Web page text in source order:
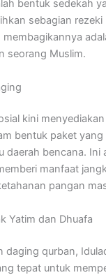
bentuk sedekah
sebagian
seorang Muslim.
kini
bentuk paket yang
daerah bencana. Ini
manfaat
pangan
Yatim dan Dhuafa
daging qurban,
tepat untuk